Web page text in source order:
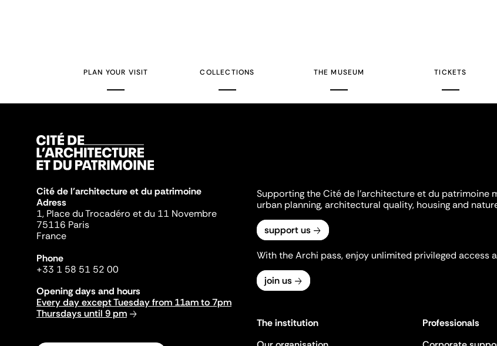
PLAN YOUR VISIT COLLECTIONS THE MUSEUM TICKETS
Cité de l'architecture et du patrimoine
Adress
1, Place du Trocadéro et du 11 Novembre
75116 Paris
France
Phone
+33 1 58 51 52 00
Opening days and hours
Every day except Tuesday from 11am to 7pm
Thursdays until 9 pm
Supporting the Cité de l'architecture et du patrimoine
urban planning, architectural quality, housing and
support us
With the Archi pass, enjoy unlimited privileged access
join us
The institution
Professionals